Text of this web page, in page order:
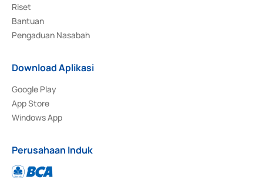
Riset
Bantuan
Pengaduan Nasabah
Download Aplikasi
Google Play
App Store
Windows App
Perusahaan Induk